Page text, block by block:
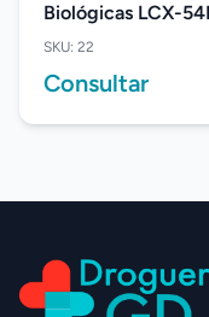
Biológicas LCX-
SKU: 22
Consultar